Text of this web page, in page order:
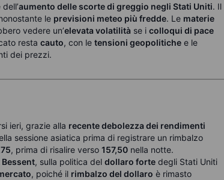
dell’aumento delle scorte di greggio negli Stati Uniti. Il
le previsioni meteo più fredde. Le materie
vedere un’elevata volatilità se i colloqui di pace
resta cauto, con le tensioni geopolitiche e le
dei prezzi.
ieri, grazie alla recente debolezza dei rendimenti
sessione asiatica prima di registrare un rimbalzo
, prima di risalire verso 157,50 nella notte.
Bessent, sulla politica del dollaro forte degli Stati Uniti
, poiché il rimbalzo del dollaro è rimasto